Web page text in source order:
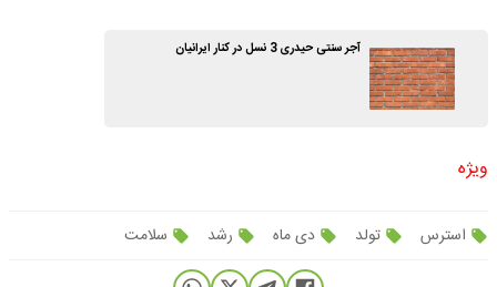
آجر سنتی حیدری 3 نسل در کنار ایرانیان
ویژه
استرس تولد دی ماه رشد سلامت